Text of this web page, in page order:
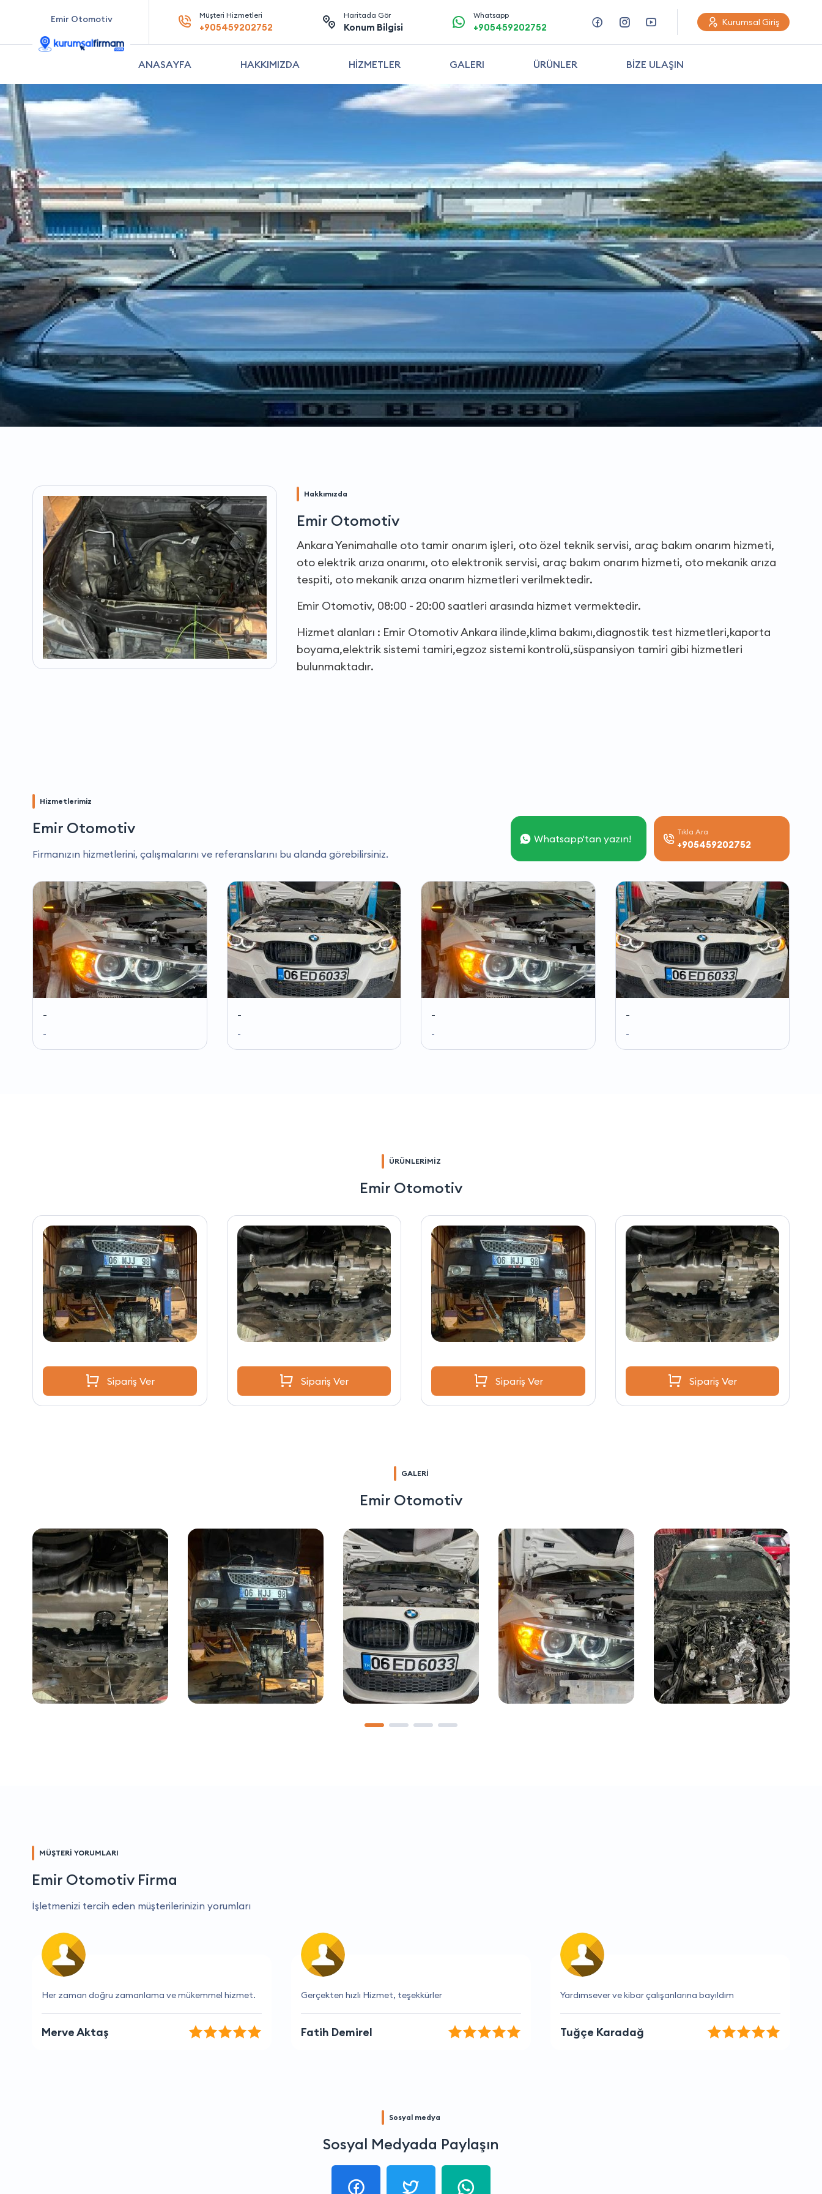
Emir Otomotiv Müşteri Hizmetleri
+905459202752
Haritada Gör
Konum Bilgisi
Whatsapp
+905459202752 Kurumsal Giriş
ANASAYFA HAKKIMIZDA HİZMETLER GALERI ÜRÜNLER BİZE ULAŞIN
Hakkımızda
Emir Otomotiv
Ankara Yenimahalle oto tamir onarım işleri, oto özel teknik servisi, araç bakım onarım hizmeti,
oto elektrik arıza onarımı, oto elektronik servisi, araç bakım onarım hizmeti, oto mekanik arıza
tespiti, oto mekanik arıza onarım hizmetleri verilmektedir.
Emir Otomotiv, 08:00 - 20:00 saatleri arasında hizmet vermektedir.
Hizmet alanları : Emir Otomotiv Ankara ilinde,klima bakımı,diagnostik test hizmetleri,kaporta
boyama,elektrik sistemi tamiri,egzoz sistemi kontrolü,süspansiyon tamiri gibi hizmetleri
bulunmaktadır.
Hizmetlerimiz
Emir Otomotiv
Firmanızın hizmetlerini, çalışmalarını ve referanslarını bu alanda görebilirsiniz.
Whatsapp'tan yazın!
Tıkla Ara
+905459202752
-
-
-
-
-
-
-
-
ÜRÜNLERİMİZ
Emir Otomotiv
Sipariş Ver Sipariş Ver Sipariş Ver Sipariş Ver
GALERİ
Emir Otomotiv
MÜŞTERİ YORUMLARI
Emir Otomotiv Firma
İşletmenizi tercih eden müşterilerinizin yorumları
Gerçekten hızlı Hizmet, teşekkürler
Fatih Demirel
Yardımsever ve kibar çalışanlarına bayıldım
Tuğçe Karadağ
Her zaman doğru zamanlama ve mükemmel hizmet.
Merve Aktaş
Sosyal medya
Sosyal Medyada Paylaşın